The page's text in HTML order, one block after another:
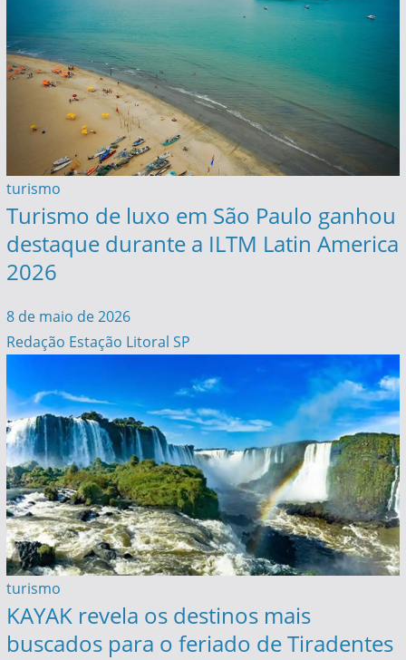
turismo
Turismo de luxo em São Paulo ganhou
destaque durante a ILTM Latin America
2026
8 de maio de 2026
Redação Estação Litoral SP
turismo
KAYAK revela os destinos mais
buscados para o feriado de Tiradentes